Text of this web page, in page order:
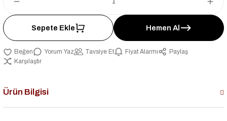
Sepete Ekle Hemen Al
Yorum Yaz Tavsiye Et Fiyat Alarmı
Paylaş
Karşılaştır
Ürün Bilgisi